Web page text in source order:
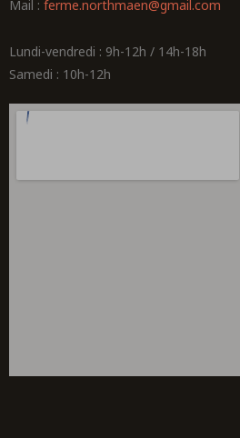
Mail : ferme.northmaen@gmail.com
Lundi-vendredi : 9h-12h / 14h-18h
Samedi : 10h-12h